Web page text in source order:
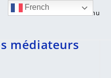
Menu
médiateurs
French